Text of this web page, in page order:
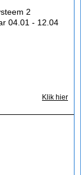
2
04.01 - 12.04
Klik hier